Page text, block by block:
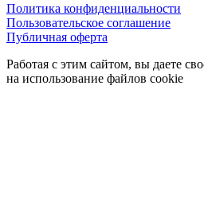
Политика конфиденциальности
Пользовательское соглашение
Публичная оферта
Работая с этим сайтом, вы даете
на использование файлов cookie